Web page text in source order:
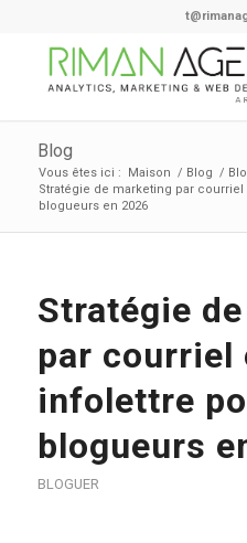
Blog
Vous êtes ici : Maison / Blog /
Stratégie de marketing par
blogueurs en 2026
Stratégie
par courriel
infolettre
blogueurs
BLOGUER